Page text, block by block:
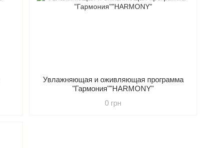
Увлажняющая и оживляющая программа
"Гармония""HARMONY"
0 грн